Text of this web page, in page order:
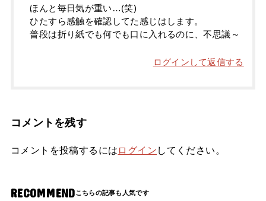
ほんと毎日気が重い…(笑)
ひたすら感触を確認してた感じはします。
普段は折り紙でも何でも口に入れるのに、不思議～
ログインして返信する
コメントを残す
コメントを投稿するには ログイン してください。
RECOMMEND